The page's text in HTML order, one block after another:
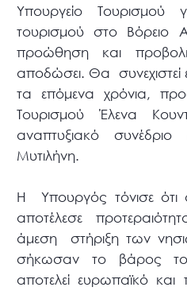
Υπουργείο
τουρισμού στο Βόρειο
προώθηση και
αποδώσει. Θα συνεχιστεί
τα επόμενα χρόνια,
Τουρισμού Έλενα
αναπτυξιακό
Μυτιλήνη.
Η Υπουργός τόνισε ότι
αποτέλεσε
άμεση στήριξη των
σήκωσαν το βάρος
αποτελεί ευρωπαϊκό